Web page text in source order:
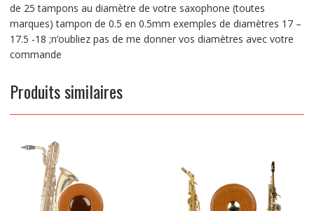
de 25 tampons au diamètre de votre saxophone (toutes
marques) tampon de 0.5 en 0.5mm exemples de diamètres 17 –
17.5 -18 ;n’oubliez pas de me donner vos diamètres avec votre
commande
Produits similaires